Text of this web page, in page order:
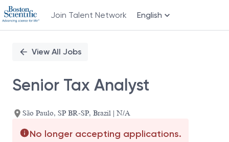
Join Talent Network English
PositionView All Jobs
Senior Tax Analyst
São Paulo, SP BR-SP, Brazil | N/A
No longer accepting applications.